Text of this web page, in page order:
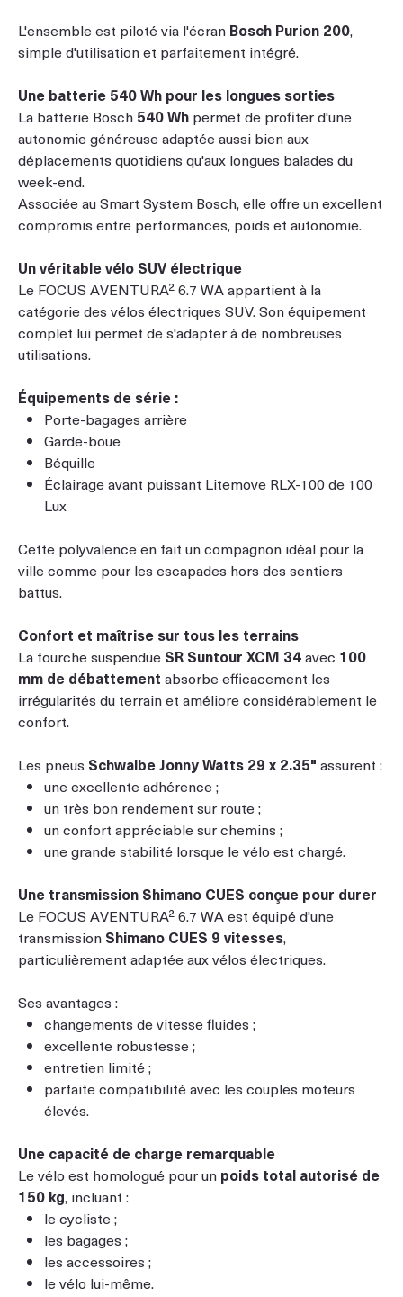
L'ensemble est piloté via l'écran Bosch Purion 200,
simple d'utilisation et parfaitement intégré.
Une batterie 540 Wh pour les longues sorties
La batterie Bosch 540 Wh permet de profiter d'une
autonomie généreuse adaptée aussi bien aux
déplacements quotidiens qu'aux longues balades du
week-end.
Associée au Smart System Bosch, elle offre un excellent
compromis entre performances, poids et autonomie.
Un véritable vélo SUV électrique
Le FOCUS AVENTURA² 6.7 WA appartient à la
catégorie des vélos électriques SUV. Son équipement
complet lui permet de s'adapter à de nombreuses
utilisations.
Équipements de série :
Porte-bagages arrière
Garde-boue
Béquille
Éclairage avant puissant Litemove RLX-100 de 100
Lux
Cette polyvalence en fait un compagnon idéal pour la
ville comme pour les escapades hors des sentiers
battus.
Confort et maîtrise sur tous les terrains
La fourche suspendue SR Suntour XCM 34avec 100
mm de débattement absorbe efficacement les
irrégularités du terrain et améliore considérablement le
confort.
Les pneus Schwalbe Jonny Watts 29 x 2.35" assurent :
une excellente adhérence ;
un très bon rendement sur route ;
un confort appréciable sur chemins ;
une grande stabilité lorsque le vélo est chargé.
Une transmission Shimano CUES conçue pour durer
Le FOCUS AVENTURA² 6.7 WA est équipé d'une
transmission Shimano CUES 9 vitesses,
particulièrement adaptée aux vélos électriques.
Ses avantages :
changements de vitesse fluides ;
excellente robustesse ;
entretien limité ;
parfaite compatibilité avec les couples moteurs
élevés.
Une capacité de charge remarquable
Le vélo est homologué pour un poids total autorisé de
150 kg, incluant :
le cycliste ;
les bagages ;
les accessoires ;
le vélo lui-même.